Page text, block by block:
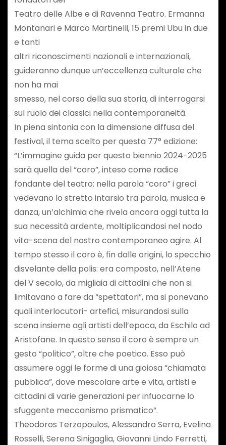
Teatro delle Albe e di Ravenna Teatro. Ermanna
Montanari e Marco Martinelli, 15 premi Ubu in due
e tanti
altri riconoscimenti nazionali e internazionali,
guideranno dunque un’eccellenza culturale che
non ha mai
smesso, nel corso della sua storia, di interrogarsi
sul ruolo dei classici nella contemporaneità.
In piena sintonia con la dimensione diffusa del
festival, il tema scelto per questa 77° edizione:
“L’immagine guida per questo biennio 2024-2025
sarà quella del “coro”, inteso come radice
fondante del teatro: nella parola “coro” i greci
vedevano lo stretto intarsio tra parola, musica e
danza, un’alchimia che rivela ancora oggi tutta la
sua necessità ardente, moltiplicandosi nel nodo
vita-scena del nostro contemporaneo agire. Al
tempo stesso il coro è, fin dalle origini, lo specchio
disvelante della polis: era composto, nell’Atene
del V secolo, da migliaia di cittadini che non si
limitavano a fare da “spettatori”, ma si ponevano
quali interlocutori- artefici, misurandosi sulla
scena insieme agli artisti dell’epoca, da Eschilo ad
Aristofane. In questo senso il coro è sempre un
gesto “politico”, oltre che poetico. Esso può
assumere oggi le forme di una gioiosa “chiamata
pubblica”, dove mescolare arte e vita, artisti e
cittadini di varie generazioni per infuocarne lo
sfuggente meccanismo prismatico”.
Theodoros Terzopoulos, Alessandro Serra, Evelina
Rosselli, Serena Sinigaglia, Giovanni Lindo Ferretti,